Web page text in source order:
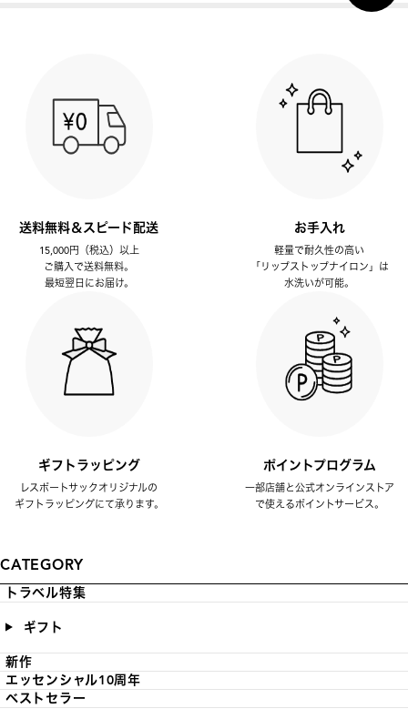
送料無料＆スピード配送
15,000円（税込）以上
ご購入で送料無料。
最短翌日にお届け。
お手入れ
軽量で耐久性の高い
「リップストップナイロン」は
水洗いが可能。
ギフトラッピング
レスポートサックオリジナルの
ギフトラッピングにて承ります。
ポイントプログラム
一部店舗と公式オンラインストア
で使えるポイントサービス。
CATEGORY
トラベル特集
ギフト
新作
エッセンシャル10周年
ベストセラー